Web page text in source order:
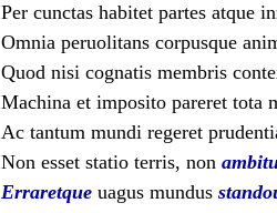
Per cunctas habitet partes atque
Omnia peruolitans corpusque
Quod nisi cognatis membris
Machina et imposito pareret tota
Ac tantum mundi regeret
Non esset statio terris, non
Erraretque uagus mundus